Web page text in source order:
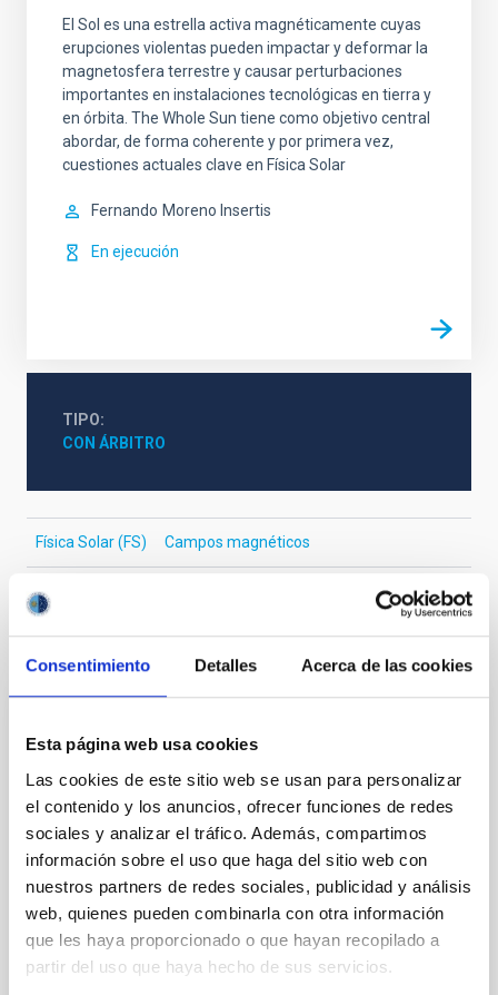
Consentimiento Detalles Acerca de las cookies
Esta página web usa cookies
Las cookies de este sitio web se usan para personalizar
el contenido y los anuncios, ofrecer funciones de redes
sociales y analizar el tráfico. Además, compartimos
información sobre el uso que haga del sitio web con
nuestros partners de redes sociales, publicidad y análisis
web, quienes pueden combinarla con otra información
que les haya proporcionado o que hayan recopilado a
partir del uso que haya hecho de sus servicios.
El Sol es una estrella activa magnéticamente cuyas
erupciones violentas pueden impactar y deformar la
magnetosfera terrestre y causar perturbaciones
importantes en instalaciones tecnológicas en tierra y
en órbita. The Whole Sun tiene como objetivo central
abordar, de forma coherente y por primera vez,
cuestiones actuales clave en Física Solar
Fernando Moreno Insertis
En ejecución
TIPO
CON ÁRBITRO
Física Solar (FS) Campos magnéticos
Te puede interesar
the inner dark matter density slopes of
galaxies
Aims. We aim to investigate the connection between
star formation histories (SFHs) and the inner dark
matter density profiles of simulated galaxies. In
particular, we tested whether the burstiness and
formation of cored versus cuspy dark matter profiles.